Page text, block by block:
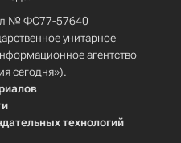
№ ФС77-57640
унитарное
агентство
сегодня»).
технологий